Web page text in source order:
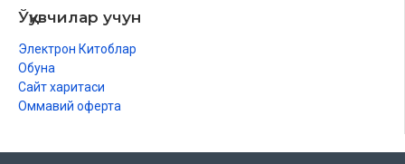
Ўқувчилар учун
Электрон Китоблар
Обуна
Сайт харитаси
Оммавий оферта